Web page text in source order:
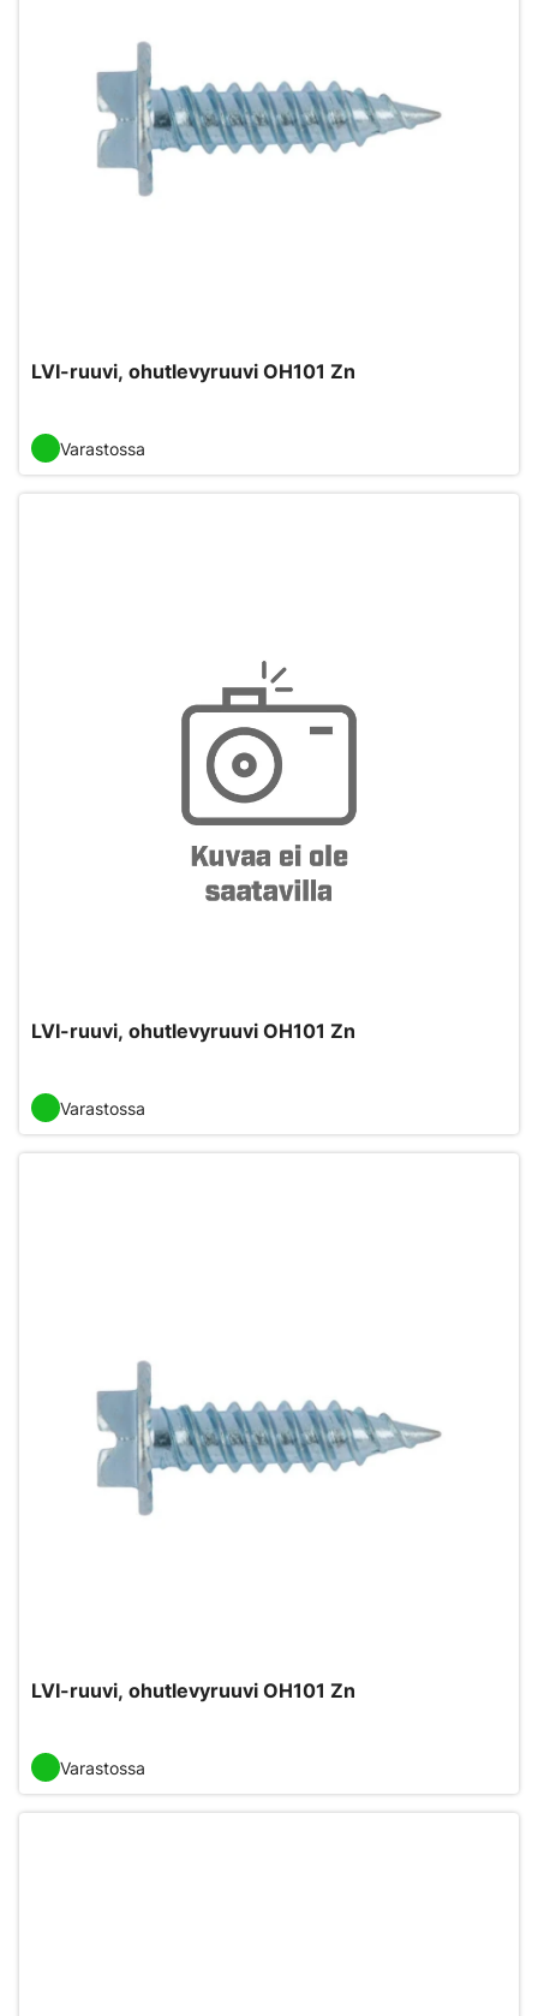
LVI-ruuvi, ohutlevyruuvi OH101 Zn
Varastossa
LVI-ruuvi, ohutlevyruuvi OH101 Zn
Varastossa
LVI-ruuvi, ohutlevyruuvi OH101 Zn
Varastossa